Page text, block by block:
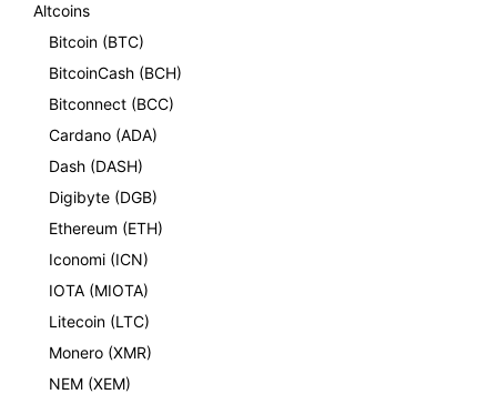
Altcoins
Bitcoin (BTC)
BitcoinCash (BCH)
Bitconnect (BCC)
Cardano (ADA)
Dash (DASH)
Digibyte (DGB)
Ethereum (ETH)
Iconomi (ICN)
IOTA (MIOTA)
Litecoin (LTC)
Monero (XMR)
NEM (XEM)